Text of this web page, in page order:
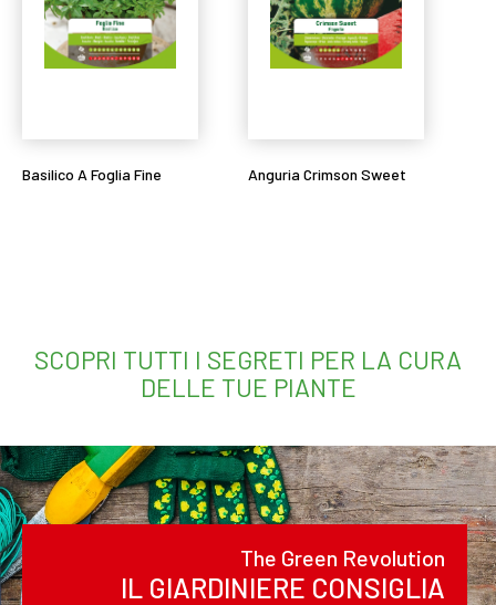
Basilico A Foglia Fine Anguria Crimson Sweet
SCOPRI TUTTI I SEGRETI PER LA CURA
DELLE TUE PIANTE
The Green Revolution
IL GIARDINIERE CONSIGLIA